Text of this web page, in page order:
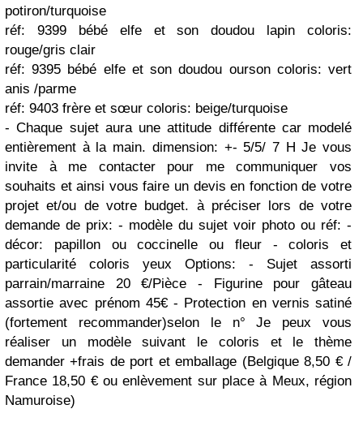
potiron/turquoise
réf: 9399 bébé elfe et son doudou lapin coloris:
rouge/gris clair
réf: 9395 bébé elfe et son doudou ourson coloris: vert
anis /parme
réf: 9403 frère et sœur coloris: beige/turquoise
- Chaque sujet aura une attitude différente car modelé
entièrement à la main. dimension: +- 5/5/ 7 H Je vous
invite à me contacter pour me communiquer vos
souhaits et ainsi vous faire un devis en fonction de votre
projet et/ou de votre budget. à préciser lors de votre
demande de prix: - modèle du sujet voir photo ou réf: -
décor: papillon ou coccinelle ou fleur - coloris et
particularité coloris yeux Options: - Sujet assorti
parrain/marraine 20 €/Pièce - Figurine pour gâteau
assortie avec prénom 45€ - Protection en vernis satiné
(fortement recommander)selon le n° Je peux vous
réaliser un modèle suivant le coloris et le thème
demander +frais de port et emballage (Belgique 8,50 € /
France 18,50 € ou enlèvement sur place à Meux, région
Namuroise)